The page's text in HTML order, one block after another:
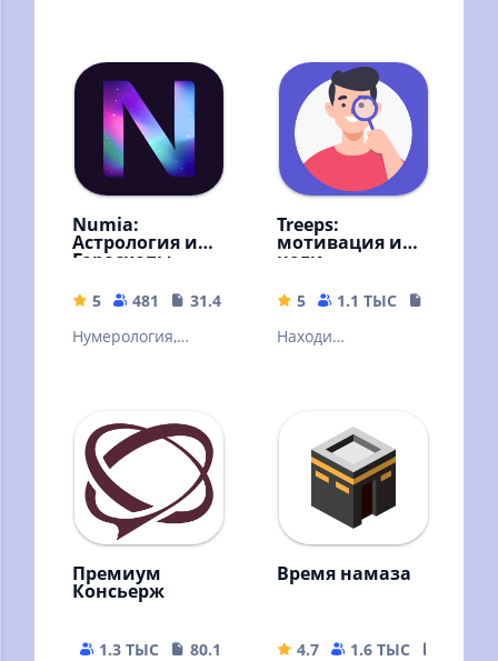
отслеживайте их
прогресс
одном
приложении
Самолет Плюс
Numia:
Астрология и
Гороскопы
5 481
31.44 MB
Нумерология,
Совместимость,
Лунный календарь
Treeps:
мотивация и
цели
5 1.1 ТЫС
Находи
цели и организуй
свое время
Премиум
Консьерж
1.3 ТЫС
80.14 MB
Время намаза
4.7 1.6 ТЫС